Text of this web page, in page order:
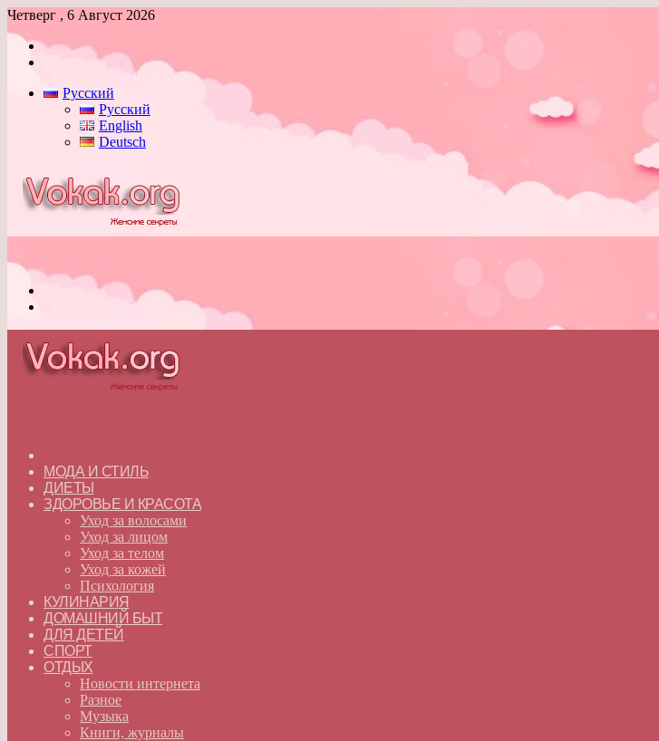
Четверг , 6 Август 2026
Войти
Русский
Русский
English
Deutsch
МОДА И СТИЛЬ
ДИЕТЫ
ЗДОРОВЬЕ И КРАСОТА
Уход за волосами
Уход за лицом
Уход за телом
Уход за кожей
Психология
КУЛИНАРИЯ
ДОМАШНИЙ БЫТ
ДЛЯ ДЕТЕЙ
СПОРТ
ОТДЫХ
Новости интернета
Разное
Музыка
Книги, журналы